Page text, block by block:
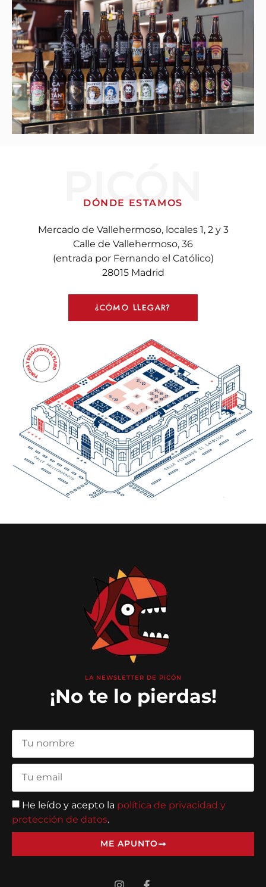
PICÓN
DÓNDE ESTAMOS
Mercado de Vallehermoso, locales 1, 2 y 3
Calle de Vallehermoso, 36
(entrada por Fernando el Católico)
28015 Madrid
¿CÓMO LLEGAR?
LA NEWSLETTER DE PICÓN
¡No te lo pierdas!
He leído y acepto la política de privacidad y
protección de datos.
ME APUNTO